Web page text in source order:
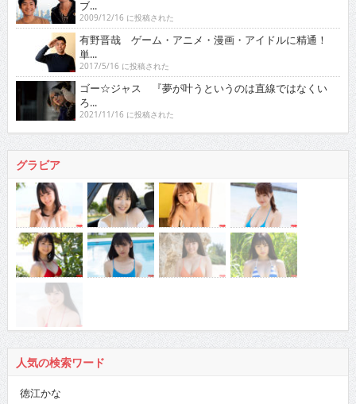
ブ...
2009/12/16 に投稿された
有野晋哉 ゲーム・アニメ・漫画・アイドルに精通！
単...
2017/5/16 に投稿された
ゴー☆ジャス 『夢が叶うというのは直線ではなくい
ろ...
2021/11/16 に投稿された
グラビア
人気の検索ワード
徳江かな